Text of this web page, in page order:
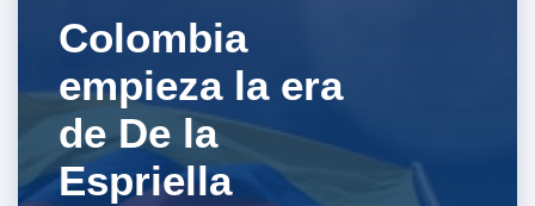
Colombia
empieza la era
de De la
Espriella